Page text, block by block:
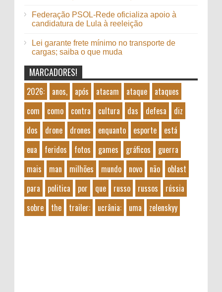
Federação PSOL-Rede oficializa apoio à
candidatura de Lula à reeleição
Lei garante frete mínimo no transporte de
cargas; saiba o que muda
MARCADORES!
2026: anos, após atacam ataque
ataques
com
como contra cultura das defesa
diz
dos
drone drones enquanto esporte
está
eua
feridos fotos games gráficos
guerra
mais
man milhões mundo novo não
oblast
para
politica por que russo russos
rússia
sobre
the trailer: ucrânia: uma zelenskyy